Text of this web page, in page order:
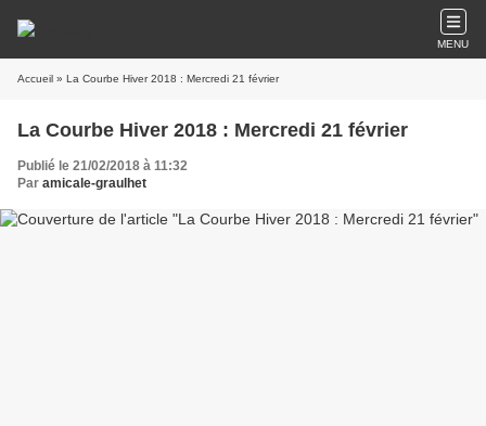
MENU
Accueil » La Courbe Hiver 2018 : Mercredi 21 février
La Courbe Hiver 2018 : Mercredi 21 février
Publié le 21/02/2018 à 11:32
Par amicale-graulhet